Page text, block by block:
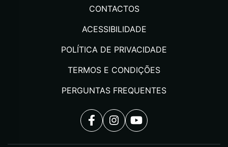
CONTACTOS
ACESSIBILIDADE
POLÍTICA DE PRIVACIDADE
TERMOS E CONDIÇÕES
PERGUNTAS FREQUENTES